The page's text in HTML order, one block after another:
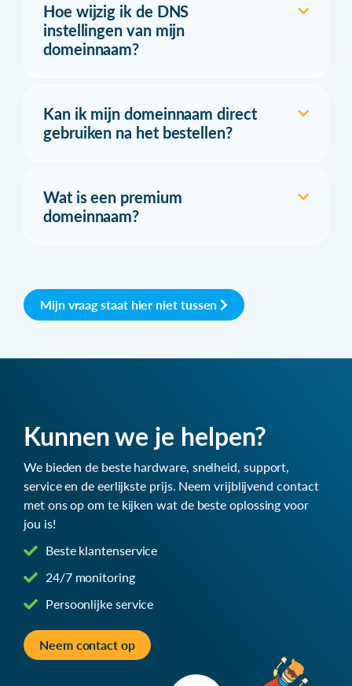
Hoe wijzig ik de DNS
instellingen van mijn
domeinnaam?
Kan ik mijn domeinnaam direct
gebruiken na het bestellen?
Wat is een premium
domeinnaam?
Mijn vraag staat hier niet tussen
Kunnen we je helpen?
We bieden de beste hardware, snelheid, support,
service en de eerlijkste prijs. Neem vrijblijvend contact
met ons op om te kijken wat de beste oplossing voor
jou is!
Beste klantenservice
24/7 monitoring
Persoonlijke service
Neem contact op